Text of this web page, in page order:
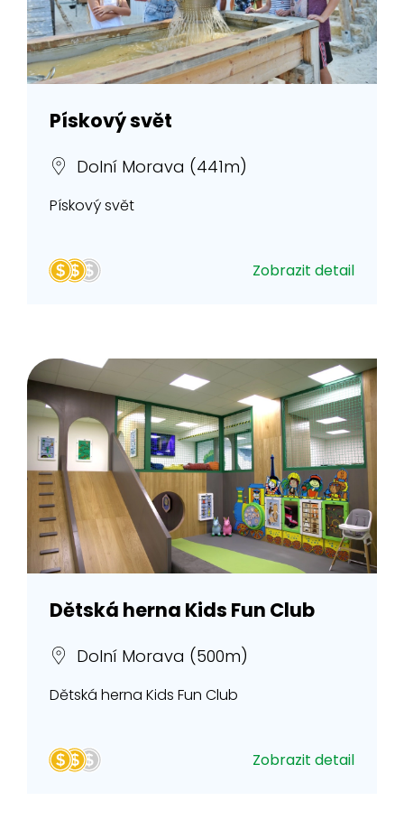
Pískový svět
Dolní Morava (441m)
Pískový svět
Zobrazit detail
Dětská herna Kids Fun Club
Dolní Morava (500m)
Dětská herna Kids Fun Club
Zobrazit detail